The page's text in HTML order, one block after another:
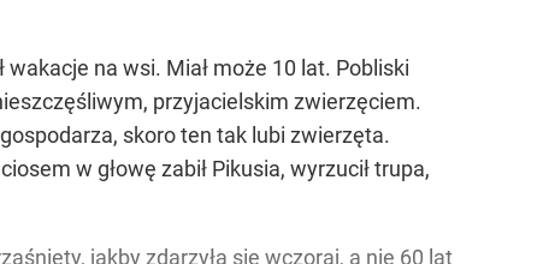
na wsi. Miał może 10 lat. Pobliski
przyjacielskim zwierzęciem.
skoro ten tak lubi zwierzęta.
w głowę zabił Pikusia, wyrzucił trupa,
jakby zdarzyła się wczoraj, a nie 60 lat